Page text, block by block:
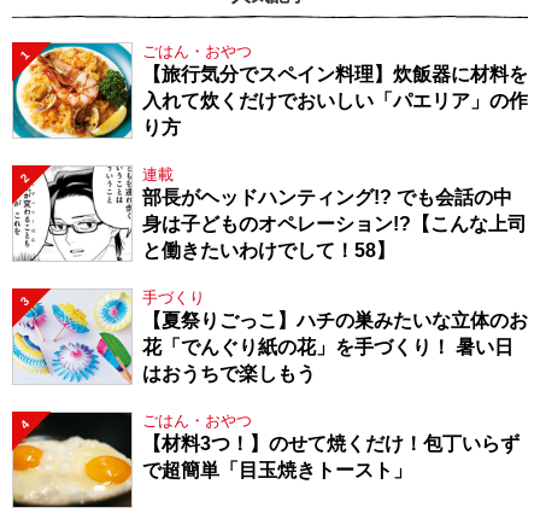
1 ごはん・おやつ
【旅行気分でスペイン料理】炊飯器に材料を
入れて炊くだけでおいしい「パエリア」の作
り方
2 連載
部長がヘッドハンティング!? でも会話の中
身は子どものオペレーション!?【こんな上司
と働きたいわけでして！58】
3 手づくり
【夏祭りごっこ】ハチの巣みたいな立体のお
花「でんぐり紙の花」を手づくり！ 暑い日
はおうちで楽しもう
4 ごはん・おやつ
【材料3つ！】のせて焼くだけ！包丁いらず
で超簡単「目玉焼きトースト」